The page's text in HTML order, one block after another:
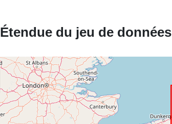
Étendue du jeu de données